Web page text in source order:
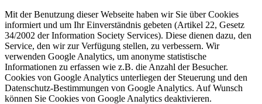
Mit der Benutzung dieser Webseite haben wir Sie über Cookies
informiert und um Ihr Einverständnis gebeten (Artikel 22, Gesetz
34/2002 der Information Society Services). Diese dienen dazu, den
Service, den wir zur Verfügung stellen, zu verbessern. Wir
verwenden Google Analytics, um anonyme statistische
Informationen zu erfassen wie z.B. die Anzahl der Besucher.
Cookies von Google Analytics unterliegen der Steuerung und den
Datenschutz-Bestimmungen von Google Analytics. Auf Wunsch
können Sie Cookies von Google Analytics deaktivieren.